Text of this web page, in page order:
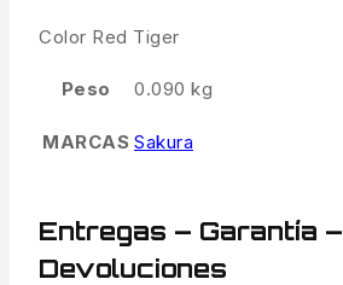
Color Red Tiger
Peso 0.090 kg
MARCAS Sakura
Entregas – Garantía –
Devoluciones